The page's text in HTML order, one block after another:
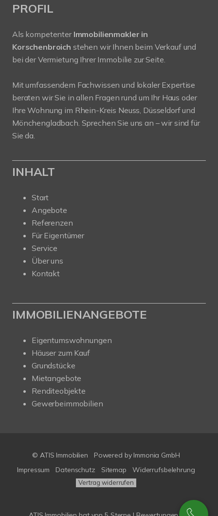
PROFIL
Als kompetenter Immobilienmakler in
Korschenbroich stehen wir Ihnen beim Verkauf und
bei der Vermietung Ihrer Immobilie zur Seite.
Mit umfassendem Fachwissen und lokaler Expertise
beraten wir Sie in allen Fragen rund um Ihr Haus oder
Ihre Wohnung im Rhein-Kreis Neuss, Düsseldorf und
Mönchengladbach. Sprechen Sie uns an – wir sind für
Sie da.
INHALT
Start
Angebote
Referenzen
Für Eigentümer
Service
Über uns
Kontakt
IMMOBILIENANGEBOTE
Eigentumswohnungen
Häuser zum Kauf
Grundstücke
Mietangebote
Renditeobjekte
Gewerbeimmobilien
© ATIS Immobilien Powered by Immonia GmbH
Impressum
Datenschutz Sitemap Widerrufsbelehrung
Vertrag widerrufen